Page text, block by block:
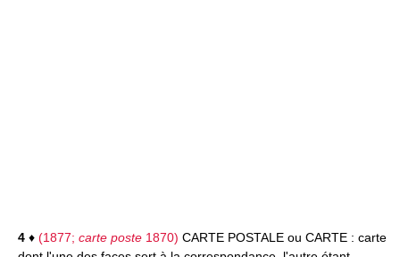
4 ♦ (1877; carte poste 1870) CARTE POSTALE ou CARTE : carte